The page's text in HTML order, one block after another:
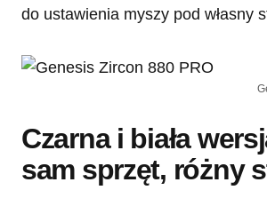
do ustawienia myszy pod własny
Czarna i biała
sam sprzęt, różny